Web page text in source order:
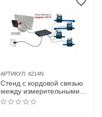
АРТИКУЛ: 4214N
Стенд с кордовой связью
между измерительными
приборами техновектор 4
4214N